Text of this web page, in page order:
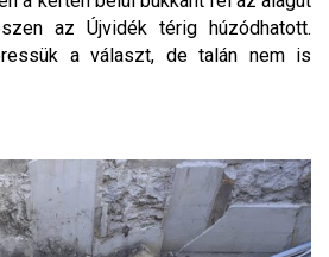
az Újvidék térig húzódhatott.
a választ, de talán nem is